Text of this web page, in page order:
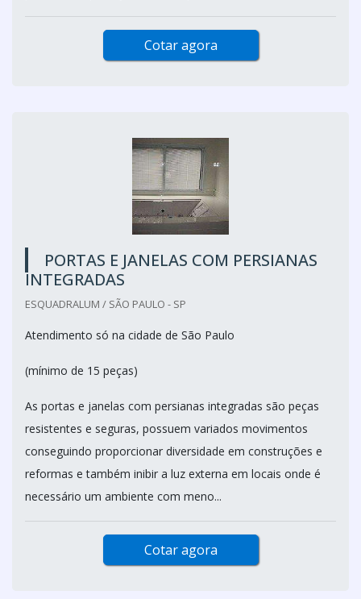
Cotar agora
PORTAS E JANELAS COM PERSIANAS
INTEGRADAS
ESQUADRALUM / SÃO PAULO - SP
Atendimento só na cidade de São Paulo
(mínimo de 15 peças)
As portas e janelas com persianas integradas são peças
resistentes e seguras, possuem variados movimentos
conseguindo proporcionar diversidade em construções e
reformas e também inibir a luz externa em locais onde é
necessário um ambiente com meno...
Cotar agora